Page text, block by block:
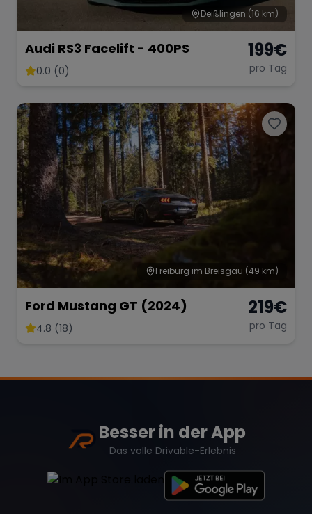
Deißlingen (16 km)
Audi RS3 Facelift - 400PS
0.0 (0)
199€
pro Tag
Freiburg im Breisgau (49 km)
Ford Mustang GT (2024)
4.8 (18)
219€
pro Tag
Besser in der App
Das volle Drivable-Erlebnis